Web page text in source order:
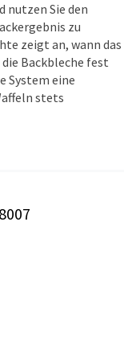
nutzen Sie den
zu
zeigt an, wann das
Backbleche fest
System eine
stets